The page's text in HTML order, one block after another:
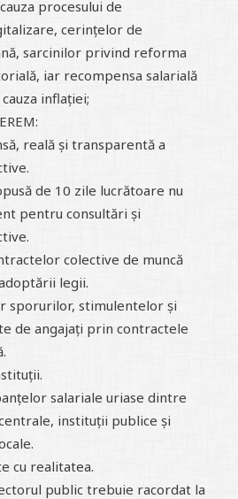
procesului de
cerințelor de
sarcinilor privind reforma
iar recompensa salarială
inflației;
reală și transparentă a
de 10 zile lucrătoare nu
pentru consultări și
colective de muncă
legii.
sporurilor, stimulentelor și
de angajați prin contractele
salariale uriase dintre
instituții publice și
cu realitatea.
public trebuie racordat la